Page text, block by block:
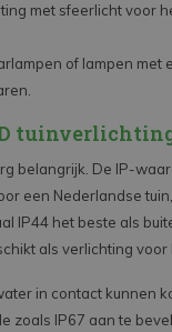
met sfeerlicht voor
of lampen met
belangrijk. De IP-
een Nederlandse
IP44 het beste als
als verlichting voor
in contact kunnen
zoals IP67 aan te